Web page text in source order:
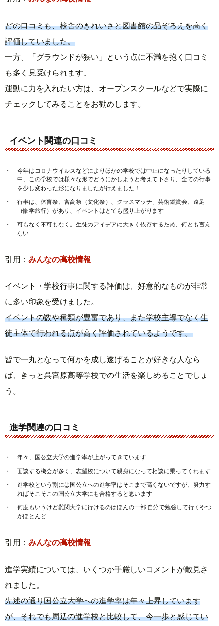
どの口コミも、校舎のきれいさと図書館の品ぞろえを高く
評価していました。
一方、「グラウンドが狭い」という点に不満を抱く口コミ
も多く見受けられます。
運動に力を入れたい方は、オープンスクールなどで実際に
チェックしてみることをお勧めします。
イベント関連の口コミ
今年はコロナウイルスなどによりほかの学校では中止になったりしている
中、この学校では様々な形でどうにかしようと考えて下さり、全ての行事
を少し変わった形になりましたが行えました！
行事は、体育祭、宮高祭（文化祭）、クラスマッチ、芸術鑑賞会、遠足
（修学旅行）があり、イベントはとても盛り上がります
可もなく不可もなく。生徒のアイデアに大きく依存するため、何とも言え
ない
引用： みんなの高校情報
イベント・学校行事に関する評価は、好意的なものが非常
に多い印象を受けました。
イベントの数や種類が豊富であり、また学校主導でなく生
徒主体で行われる点が高く評価されているようです。
皆で一丸となって何かを成し遂げることが好きな人なら
ば、きっと呉宮原高等学校での生活を楽しめることでしょ
う。
進学関連の口コミ
年々、国公立大学の進学率が上がってきています
面談する機会が多く、志望校について親身になって相談に乗ってくれます
進学校という割には国公立への進学率はそこまで高くないですが、努力す
ればそこそこの国公立大学にも合格すると思います
何度もいうけど難関大学に行けるのはほんの一部 自分で勉強して行くやつ
がほとんど
引用： みんなの高校情報
進学実績については、いくつか手厳しいコメントが散見さ
れました。
先述の通り国公立大学への進学率は年々上昇しています
が、それでも周辺の進学校と比較して、今一歩と感じてい